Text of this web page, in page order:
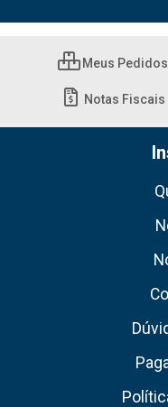
Meus Pedidos
Notas Fiscais